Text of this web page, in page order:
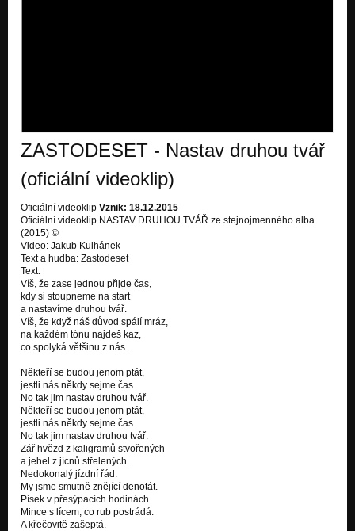
Ztracený přání
ZASTODESET - Nastav druhou tvář
(oficiální videoklip)
Oficiální videoklip Vznik: 18.12.2015
Oficiální videoklip NASTAV DRUHOU TVÁŘ ze stejnojmenného alba
(2015) ©
Video: Jakub Kulhánek
Text a hudba: Zastodeset
Text:
Víš, že zase jednou přijde čas,
kdy si stoupneme na start
a nastavíme druhou tvář.
Víš, že když náš důvod spálí mráz,
na každém tónu najdeš kaz,
co spolyká většinu z nás.
Někteří se budou jenom ptát,
jestli nás někdy sejme čas.
No tak jim nastav druhou tvář.
Někteří se budou jenom ptát,
jestli nás někdy sejme čas.
No tak jim nastav druhou tvář.
Zář hvězd z kaligramů stvořených
a jehel z jícnů střelených.
Nedokonalý jízdní řád.
My jsme smutně znějící denotát.
Písek v přesýpacích hodinách.
Mince s lícem, co rub postrádá.
A křečovitě zašeptá.